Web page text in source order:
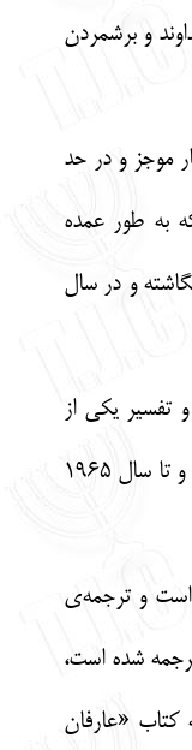
و برشمردن
از انتشارات فرا روان (1372. ش) نام برد که بسیار موجز و در حد
ربای فیلیپ برگ، نشر مرکز تحقیقات علوم قبالا (نیویورک، 1991.م) است که به طور عمده
معروف‌ترین کتاب درباره‌ی تاریخ و سیر تکامل قبالا، کتاب حاضر است که توسط «گرشوم شولم» در سال 1941 م. نگاشته و در سال
را به ترجمه و تفسیر یکی از
مشکل‌ترین متون قبالایی اختصاص داد. وی در سال 1923 به دانشگاه عبری اورشلیم پیوست و نخستین پرفسور این دانشگاه در رشته‌ی عرفان یهود شد و تا سال 1965
است و ترجمه‌ی
شده است،
«عارفان